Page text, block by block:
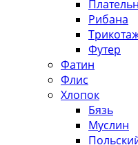
Рибана
Футер
Фатин
Флис
Хлопок
Бязь
Муслин